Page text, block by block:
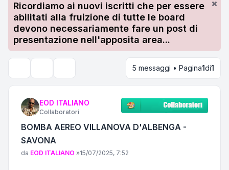
Ricordiamo ai nuovi iscritti che per essere
abilitati alla fruizione di tutte le board
devono necessariamente fare un post di
presentazione nell'apposita area...
5 messaggi • Pagina1di1
EOD ITALIANO
Collaboratori
BOMBA AEREO VILLANOVA D'ALBENGA -
SAVONA
Messaggio
da EOD ITALIANO »15/07/2025, 7:52